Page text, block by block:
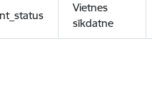
Vietnes
sīkdatne